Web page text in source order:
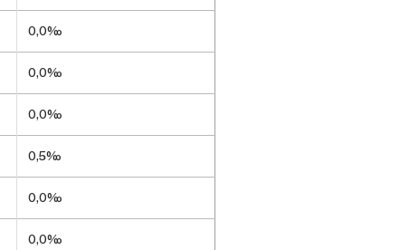
0,0‰
0,0‰
0,0‰
0,5‰
0,0‰
0,0‰